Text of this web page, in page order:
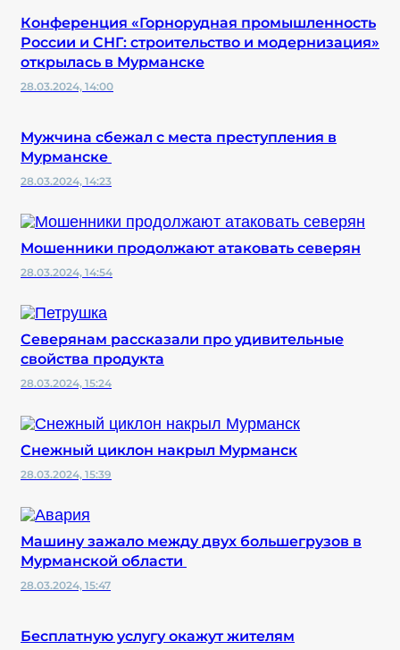
Конференция «Горнорудная промышленность
России и СНГ: строительство и модернизация»
открылась в Мурманске
28.03.2024, 14:00
Мужчина сбежал с места преступления в
Мурманске
28.03.2024, 14:23
Мошенники продолжают атаковать северян
28.03.2024, 14:54
Северянам рассказали про удивительные
свойства продукта
28.03.2024, 15:24
Снежный циклон накрыл Мурманск
28.03.2024, 15:39
Машину зажало между двух большегрузов в
Мурманской области
28.03.2024, 15:47
Бесплатную услугу окажут жителям